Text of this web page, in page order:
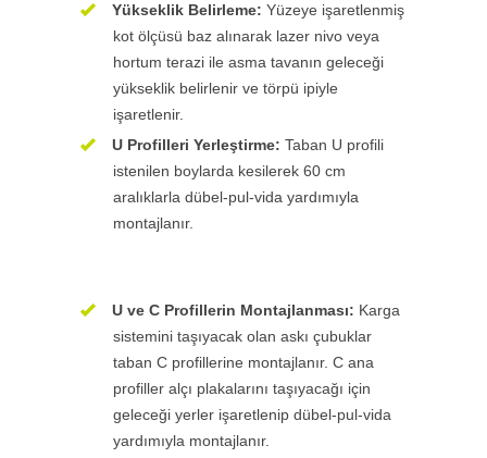
Yükseklik Belirleme: Yüzeye işaretlenmiş
kot ölçüsü baz alınarak lazer nivo veya
hortum terazi ile asma tavanın geleceği
yükseklik belirlenir ve törpü ipiyle
işaretlenir.
U Profilleri Yerleştirme: Taban U profili
istenilen boylarda kesilerek 60 cm
aralıklarla dübel-pul-vida yardımıyla
montajlanır.
U ve C Profillerin Montajlanması: Karga
sistemini taşıyacak olan askı çubuklar
taban C profillerine montajlanır. C ana
profiller alçı plakalarını taşıyacağı için
geleceği yerler işaretlenip dübel-pul-vida
yardımıyla montajlanır.